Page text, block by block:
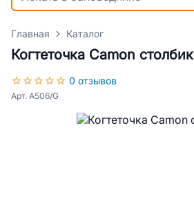
Главная Каталог
Когтеточка Camon столбик
0 отзывов
Арт. A506/G